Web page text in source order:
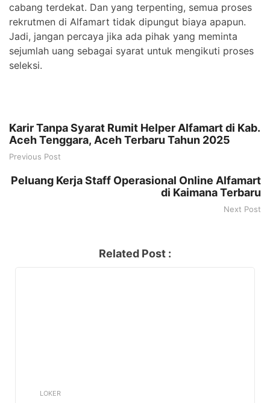
cabang terdekat. Dan yang terpenting, semua proses
rekrutmen di Alfamart tidak dipungut biaya apapun.
Jadi, jangan percaya jika ada pihak yang meminta
sejumlah uang sebagai syarat untuk mengikuti proses
seleksi.
Karir Tanpa Syarat Rumit Helper Alfamart di Kab.
Aceh Tenggara, Aceh Terbaru Tahun 2025
Previous Post
Peluang Kerja Staff Operasional Online Alfamart
di Kaimana Terbaru
Next Post
Related Post :
LOKER